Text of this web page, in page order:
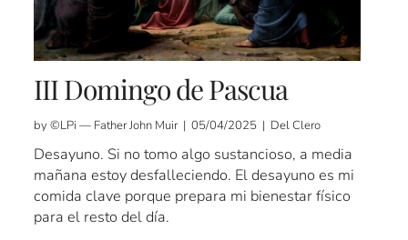
III Domingo de Pascua
by ©LPi — Father John Muir | 05/04/2025 | Del Clero
Desayuno. Si no tomo algo sustancioso, a media
mañana estoy desfalleciendo. El desayuno es mi
comida clave porque prepara mi bienestar físico
para el resto del día.